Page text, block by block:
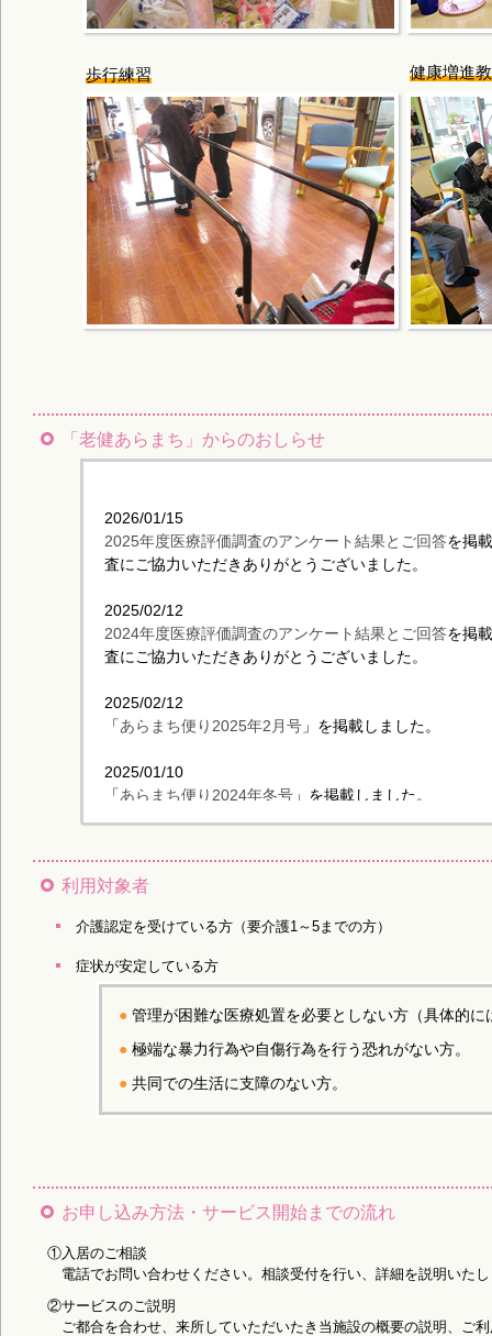
歩行練習 健康増進
「老健あらまち」からのおしらせ
2026/01/15
2025年度医療評価調査のアンケート結果とご回答を掲
査にご協力いただきありがとうございました。
2025/02/12
2024年度医療評価調査のアンケート結果とご回答を掲
査にご協力いただきありがとうございました。
2025/02/12
「あらまち便り2025年2月号 」を掲載しました。
2025/01/10
「あらまち便り2024年冬号 」を掲載しました。
「あらまち便り2024年9月号」を掲載しました。
「あらまち便り2024年8月号」を掲載しました。
2024/06/11
あらまち便り2024年6月号 」を掲載しました。
2024/05/14
2024/04/10
「あらまち便り2024年4月号」を掲載しました。
2023/03/18
2023年度医療評価調査のアンケート結果とご回答を掲
2024/03/18
利用対象者
介護認定を受けている方（要介護1～5までの方）
症状が安定している方
管理が困難な医療処置を必要としない方（具体的
極端な暴力行為や自傷行為を行う恐れがない方。
共同での生活に支障のない方。
お申し込み方法・サービス開始までの流れ
①入居のご相談
電話でお問い合わせください。相談受付を行い、詳細を説明いた
②サービスのご説明
ご都合を合わせ、来所していただいたき当施設の概要の説明、ご